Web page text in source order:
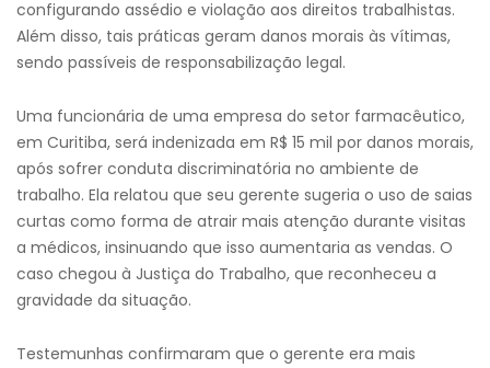
configurando assédio e violação aos direitos trabalhistas.
Além disso, tais práticas geram danos morais às vítimas,
sendo passíveis de responsabilização legal.
Uma funcionária de uma empresa do setor farmacêutico,
em Curitiba, será indenizada em R$ 15 mil por danos morais,
após sofrer conduta discriminatória no ambiente de
trabalho. Ela relatou que seu gerente sugeria o uso de saias
curtas como forma de atrair mais atenção durante visitas
a médicos, insinuando que isso aumentaria as vendas. O
caso chegou à Justiça do Trabalho, que reconheceu a
gravidade da situação.
Testemunhas confirmaram que o gerente era mais